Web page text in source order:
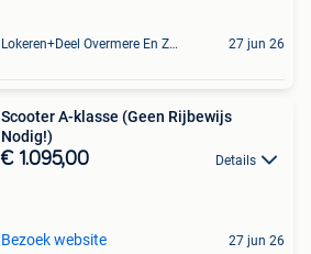
Lokeren+Deel Overmere En Zele 27 jun 26
Scooter A-klasse (Geen Rijbewijs
Nodig!)
€ 1.095,00 Details
Bezoek website 27 jun 26